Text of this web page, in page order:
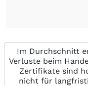
Im Durchschnitt
Verluste beim
Zertifikate sind
nicht für